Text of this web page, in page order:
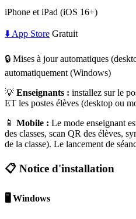
iPhone et iPad (iOS 16+)
⬇️ App Store Gratuit
🔒 Mises à jour automatiques
automatiquement (Windows)
💡 Enseignants : installez sur le
ET les postes élèves (desktop ou
📱 Mobile : Le mode enseignant
des classes, scan QR des élèves,
de la classe). Le lancement de
📋 Notice d'installation
🖥️ Windows